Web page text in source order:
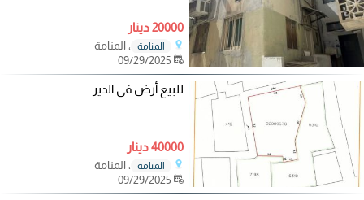
20000 دينار
المنامة
، المنامة
للبيع أرض في الدير
40000 دينار
المنامة
، المنامة